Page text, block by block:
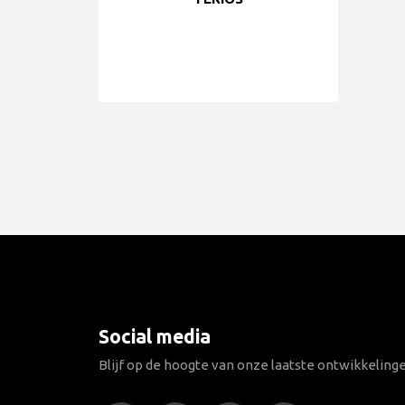
Social media
Blijf op de hoogte van onze laatste